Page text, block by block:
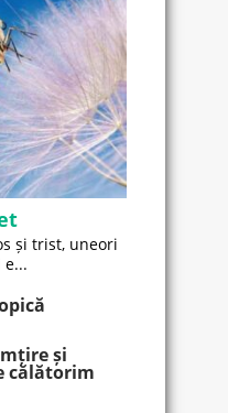
și trist, uneori
și
călătorim